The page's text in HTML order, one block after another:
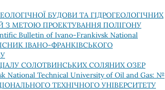
БУДОВИ ТА ГІДРОГЕОЛОГІЧНИХ
МЕТОЮ ПРОЕКТУВАННЯ ПОЛІГОНУ
Bulletin of Ivano-Frankivsk National
ІВАНО-ФРАНКІВСЬКОГО
СОЛОТВИНСЬКИХ СОЛЯНИХ ОЗЕР
National Technical University of Oil and Gas: №
ТЕХНІЧНОГО УНІВЕРСИТЕТУ